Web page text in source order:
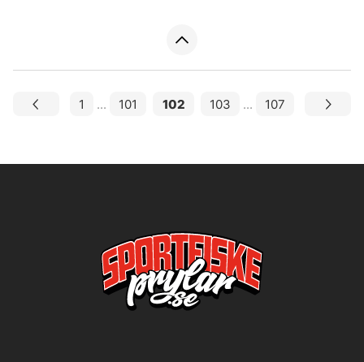
1 ... 101 102 103 ... 107